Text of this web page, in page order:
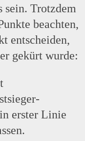
sein. Trotzdem
beachten,
entscheiden,
gekürt wurde:
erster Linie